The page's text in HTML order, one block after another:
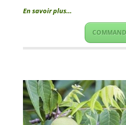
En savoir plus…